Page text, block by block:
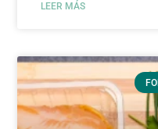
LEER MÁS